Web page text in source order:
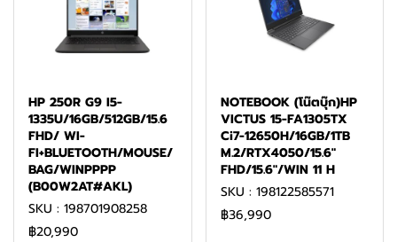
HP 250R G9 I5-
1335U/16GB/512GB/15.6
FHD/ WI-
FI+BLUETOOTH/MOUSE/
BAG/WINPPPP
(B00W2AT#AKL)
SKU : 198701908258
฿20,990
NOTEBOOK (โน๊ตบุ๊ก)HP
VICTUS 15-FA1305TX
Ci7-12650H/16GB/1TB
M.2/RTX4050/15.6"
FHD/15.6"/WIN 11 H
SKU : 198122585571
฿36,990